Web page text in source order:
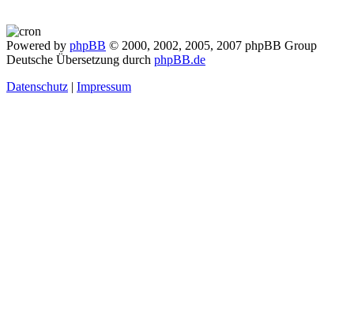
Powered by phpBB © 2000, 2002, 2005, 2007 phpBB Group
Deutsche Übersetzung durch phpBB.de
Datenschutz | Impressum